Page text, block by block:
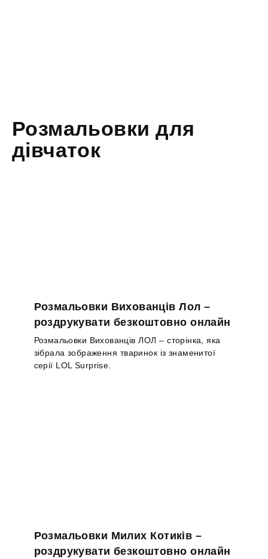
Розмальовки для
дівчаток
Розмальовки Вихованців Лол –
роздрукувати безкоштовно онлайн
Розмальовки Вихованців ЛОЛ – сторінка, яка
зібрала зображення тваринок із знаменитої
серії LOL Surprise.
Розмальовки Милих Котиків –
роздрукувати безкоштовно онлайн